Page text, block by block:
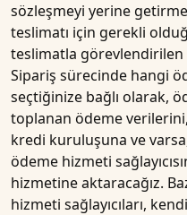
sözleşmeyi yerine
teslimatı için gerekli
teslimatla görevlendirilen
Sipariş sürecinde hangi
seçtiğinize bağlı olarak,
toplanan ödeme
kredi kuruluşuna ve
ödeme hizmeti
hizmetine aktaracağız.
hizmeti sağlayıcıları,